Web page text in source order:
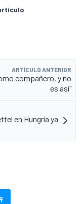
ARTÍCULO ANTERIOR
compañero, y no
es así"
en Hungría ya